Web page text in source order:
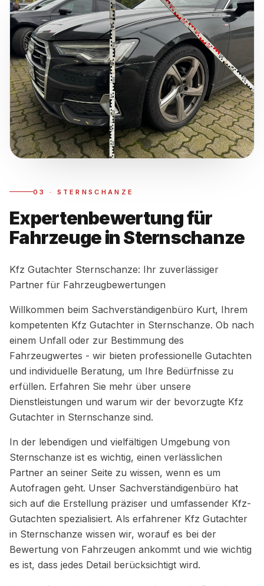
03 · STERNSCHANZE
Expertenbewertung für
Fahrzeuge in Sternschanze
Kfz Gutachter Sternschanze: Ihr zuverlässiger
Partner für Fahrzeugbewertungen
Willkommen beim Sachverständigenbüro Kurt, Ihrem
kompetenten Kfz Gutachter in Sternschanze. Ob nach
einem Unfall oder zur Bestimmung des
Fahrzeugwertes - wir bieten professionelle Gutachten
und individuelle Beratung, um Ihre Bedürfnisse zu
erfüllen. Erfahren Sie mehr über unsere
Dienstleistungen und warum wir der bevorzugte Kfz
Gutachter in Sternschanze sind.
In der lebendigen und vielfältigen Umgebung von
Sternschanze ist es wichtig, einen verlässlichen
Partner an seiner Seite zu wissen, wenn es um
Autofragen geht. Unser Sachverständigenbüro hat
sich auf die Erstellung präziser und umfassender Kfz-
Gutachten spezialisiert. Als erfahrener Kfz Gutachter
in Sternschanze wissen wir, worauf es bei der
Bewertung von Fahrzeugen ankommt und wie wichtig
es ist, dass jedes Detail berücksichtigt wird.